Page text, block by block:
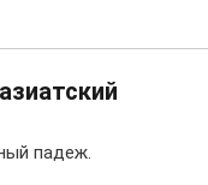
падеж.